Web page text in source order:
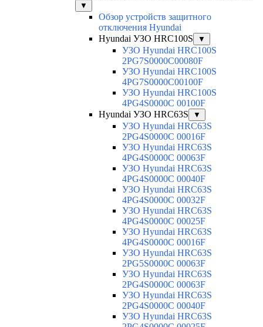
▼
Обзор устройств защитного
отключения Hyundai
Hyundai УЗО HRC100S
▼
УЗО Hyundai HRC100S
2PG7S0000C00080F
УЗО Hyundai HRC100S
4PG7S0000C00100F
УЗО Hyundai HRC100S
4PG4S0000C 00100F
Hyundai УЗО HRC63S
▼
УЗО Hyundai HRC63S
2PG4S0000C 00016F
УЗО Hyundai HRC63S
4PG4S0000C 00063F
УЗО Hyundai HRC63S
4PG4S0000C 00040F
УЗО Hyundai HRC63S
4PG4S0000C 00032F
УЗО Hyundai HRC63S
4PG4S0000C 00025F
УЗО Hyundai HRC63S
4PG4S0000C 00016F
УЗО Hyundai HRC63S
2PG5S0000C 00063F
УЗО Hyundai HRC63S
2PG4S0000C 00063F
УЗО Hyundai HRC63S
2PG4S0000C 00040F
УЗО Hyundai HRC63S